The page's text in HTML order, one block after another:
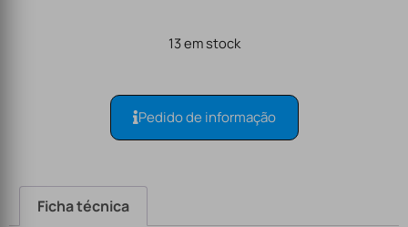
13 em stock
Pedido de informação
Ficha técnica